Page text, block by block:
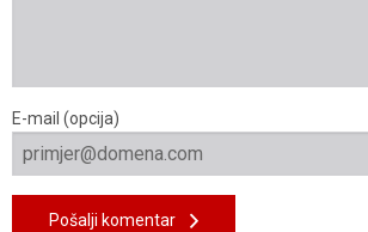
E-mail (opcija)
Pošalji komentar